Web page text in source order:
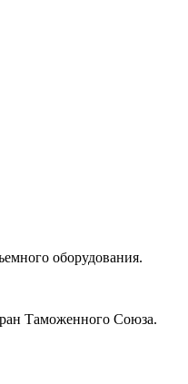
оборудования.
Таможенного Союза.